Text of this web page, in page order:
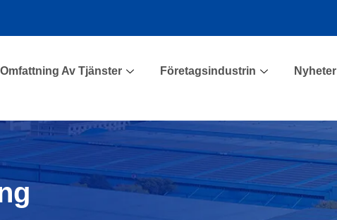
Omfattning Av Tjänster Företagsindustrin Nyheter